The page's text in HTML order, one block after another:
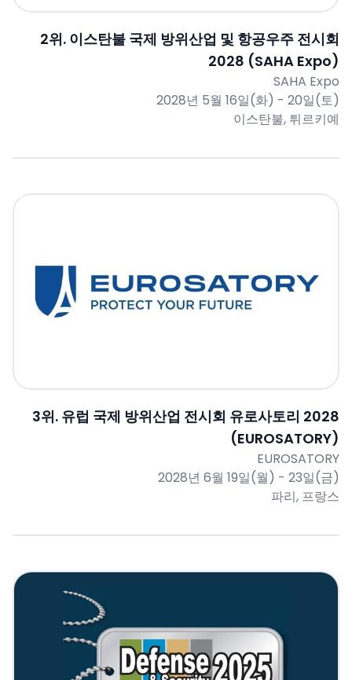
2위. 이스탄불 국제 방위산업 및 항공우주 전시회
2028 (SAHA Expo)
SAHA Expo
2028년 5월 16일(화) - 20일(토)
이스탄불, 튀르키예
3위. 유럽 국제 방위산업 전시회 유로사토리 2028
(EUROSATORY)
EUROSATORY
2028년 6월 19일(월) - 23일(금)
파리, 프랑스